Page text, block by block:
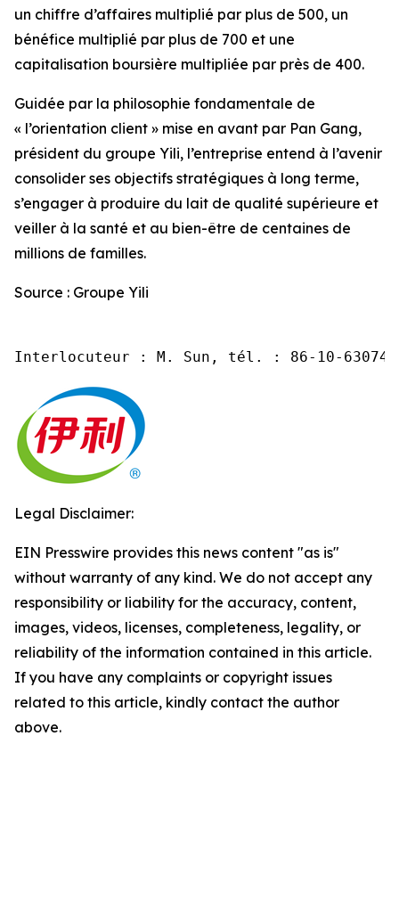
un chiffre d’affaires multiplié par plus de 500, un
bénéfice multiplié par plus de 700 et une
capitalisation boursière multipliée par près de 400.
Guidée par la philosophie fondamentale de
« l’orientation client » mise en avant par Pan Gang,
président du groupe Yili, l’entreprise entend à l’avenir
consolider ses objectifs stratégiques à long terme,
s’engager à produire du lait de qualité supérieure et
veiller à la santé et au bien-être de centaines de
millions de familles.
Source : Groupe Yili
Interlocuteur : M. Sun, tél. : 86-10-
Legal Disclaimer:
EIN Presswire provides this news content "as is"
without warranty of any kind. We do not accept any
responsibility or liability for the accuracy, content,
images, videos, licenses, completeness, legality, or
reliability of the information contained in this article.
If you have any complaints or copyright issues
related to this article, kindly contact the author
above.